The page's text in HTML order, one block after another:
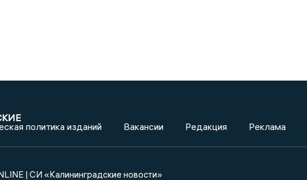
политика изданий Вакансии Редакция Реклама
| СИ «Калининградские новости»